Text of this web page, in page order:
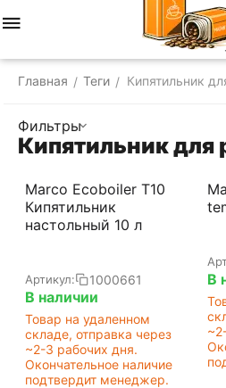
Главная / Теги / Кипятильник
Фильтры
Кипятильник для
Marco Ecoboiler T10
Кипятильник
настольный 10 л
Артикул: 1000661
В наличии
Товар на удаленном
складе, отправка через
~2-3 рабочих дня.
Окончательное наличие
подтвердит менеджер.
В
Корзина